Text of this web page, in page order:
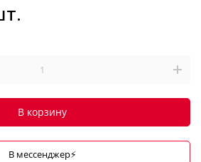
В корзину
В мессенджер⚡